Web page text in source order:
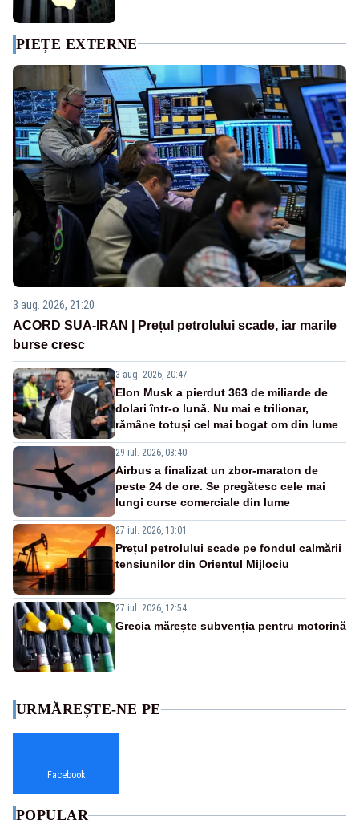
PIEȚE EXTERNE
3 aug. 2026, 21:20
ACORD SUA-IRAN | Prețul petrolului scade, iar marile
burse cresc
3 aug. 2026, 20:47
Elon Musk a pierdut 363 de miliarde de
dolari într-o lună. Nu mai e trilionar,
rămâne totuși cel mai bogat om din lume
29 iul. 2026, 08:40
Airbus a finalizat un zbor-maraton de
peste 24 de ore. Se pregătesc cele mai
lungi curse comerciale din lume
27 iul. 2026, 13:01
Prețul petrolului scade pe fondul calmării
tensiunilor din Orientul Mijlociu
27 iul. 2026, 12:54
Grecia mărește subvenția pentru motorină
URMĂREȘTE-NE PE
Facebook
POPULAR